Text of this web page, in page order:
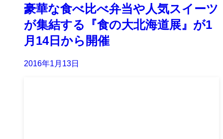
豪華な食べ比べ弁当や人気スイーツ
が集結する『食の大北海道展』が1
月14日から開催
2016年1月13日